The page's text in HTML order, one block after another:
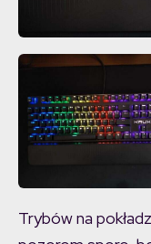
Trybów na